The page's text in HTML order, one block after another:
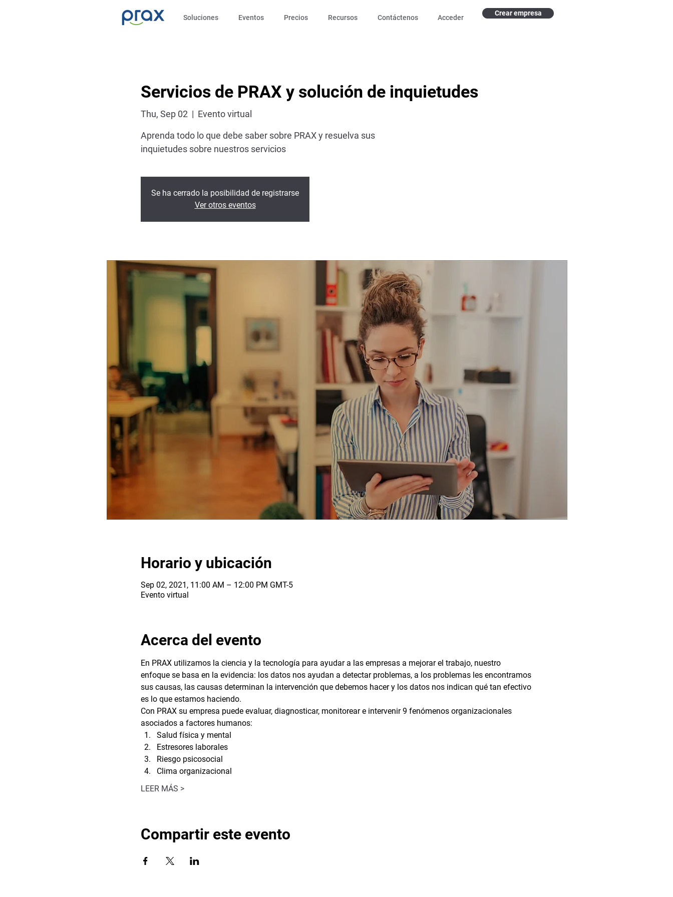
Soluciones Eventos Precios Recursos Contáctenos Acceder
Crear empresa
Servicios de PRAX y solución de inquietudes
Thu, Sep 02
  |
Evento virtual
Aprenda todo lo que debe saber sobre PRAX y resuelva sus
inquietudes sobre nuestros servicios
Se ha cerrado la posibilidad de registrarse
Ver otros eventos
Horario y ubicación
Sep 02, 2021, 11:00 AM – 12:00 PM GMT-5
Evento virtual
Acerca del evento
En PRAX utilizamos la ciencia y la tecnología para ayudar a las empresas a mejorar el trabajo, nuestro
enfoque se basa en la evidencia: los datos nos ayudan a detectar problemas, a los problemas les encontramos
sus causas, las causas determinan la intervención que debemos hacer y los datos nos indican qué tan efectivo
es lo que estamos haciendo.
Con PRAX su empresa puede evaluar, diagnosticar, monitorear e intervenir 9 fenómenos organizacionales
asociados a factores humanos:
Salud física y mental
Estresores laborales
Riesgo psicosocial
Clima organizacional
LEER MÁS >
Compartir este evento